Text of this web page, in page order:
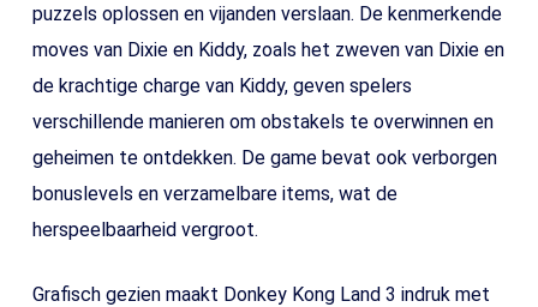
puzzels oplossen en vijanden verslaan. De kenmerkende
moves van Dixie en Kiddy, zoals het zweven van Dixie en
de krachtige charge van Kiddy, geven spelers
verschillende manieren om obstakels te overwinnen en
geheimen te ontdekken. De game bevat ook verborgen
bonuslevels en verzamelbare items, wat de
herspeelbaarheid vergroot.
Grafisch gezien maakt Donkey Kong Land 3 indruk met